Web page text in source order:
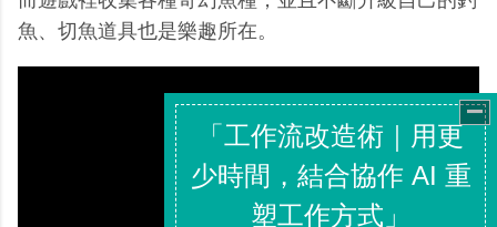
魚、切魚道具也是樂趣所在。